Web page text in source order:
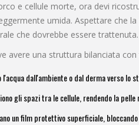
e cellule morte, ora devi
umida. Aspettare che la
che dovrebbe essere trattenuta.
avere una struttura bilanciata
dall'ambiente o dal derma verso lo
gli spazi tra le cellule, rendendo la
un film protettivo superficiale,